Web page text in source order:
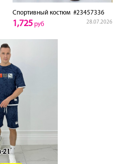
Спортивный костюм #23457336
28.07.2026
1,725 руб